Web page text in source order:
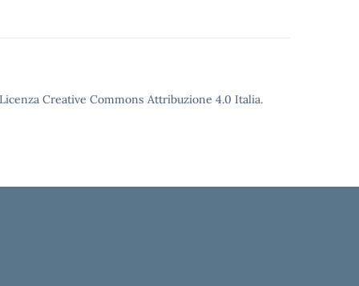
Creative Commons Attribuzione 4.0 Italia.